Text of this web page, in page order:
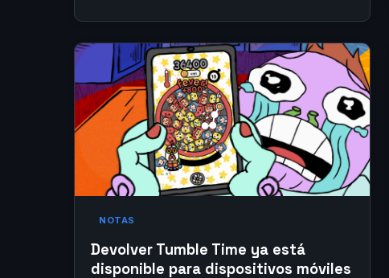
NOTAS
Devolver Tumble Time ya está
disponible para dispositivos móviles